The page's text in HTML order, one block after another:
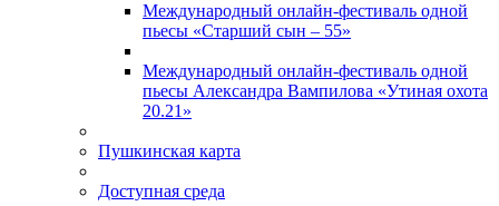
Международный онлайн-фестиваль одной
пьесы «Старший сын – 55»
Международный онлайн-фестиваль одной
пьесы Александра Вампилова «Утиная охота
20.21»
Пушкинская карта
Доступная среда